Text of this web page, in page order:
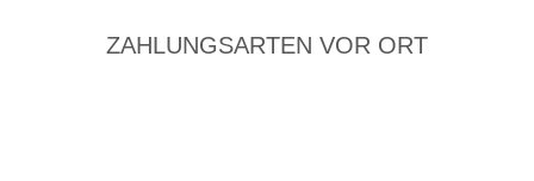
ZAHLUNGSARTEN VOR ORT